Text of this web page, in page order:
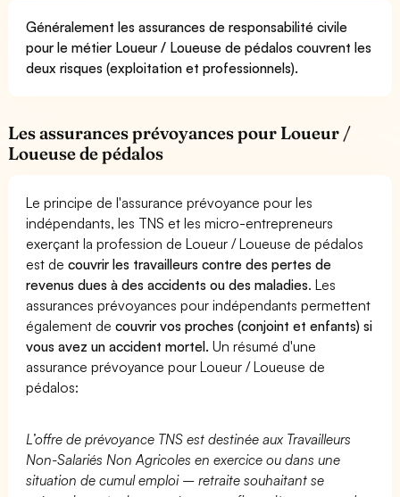
Généralement les assurances de responsabilité civile
pour le métier Loueur / Loueuse de pédalos couvrent les
deux risques (exploitation et professionnels).
Les assurances prévoyances pour Loueur /
Loueuse de pédalos
Le principe de l'assurance prévoyance pour les
indépendants, les TNS et les micro-entrepreneurs
exerçant la profession de Loueur / Loueuse de pédalos
est decouvrir les travailleurs contre des pertes de
revenus dues à des accidents ou des maladies. Les
assurances prévoyances pour indépendants permettent
également decouvrir vos proches (conjoint et enfants) si
vous avez un accident mortel. Un résumé d'une
assurance prévoyance pour Loueur / Loueuse de
pédalos:
L’offre de prévoyance TNS est destinée aux Travailleurs
Non-Salariés Non Agricoles en exercice ou dans une
situation de cumul emploi – retraite souhaitant se